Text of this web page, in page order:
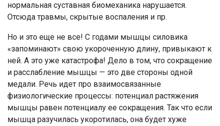
нормальная суставная биомеханика нарушается.
Отсюда травмы, скрытые воспаления и пр.
Но и это еще не все! С годами мышцы силовика
«запоминают» свою укороченную длину, привыкают к
ней. А это уже катастрофа! Дело в том, что сокращение
и расслабление мышцы — это две стороны одной
медали. Речь идет про взаимосвязанные
физиологические процессы: потенциал растяжения
мышцы равен потенциалу ее сокращения. Так что если
мышца разучилась укоротилась, она будет хуже